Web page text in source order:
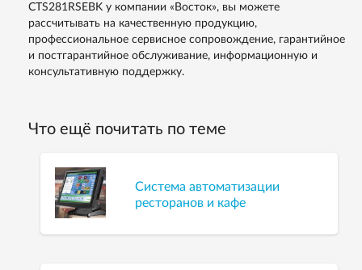
CTS281RSEBK у компании «Восток», вы можете
рассчитывать на качественную продукцию,
профессиональное сервисное сопровождение, гарантийное
и постгарантийное обслуживание, информационную и
консультативную поддержку.
Что ещё почитать по теме
Система автоматизации
ресторанов и кафе